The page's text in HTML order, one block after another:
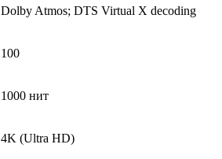
Dolby Atmos; DTS Virtual X decoding
100
1000 нит
4K (Ultra HD)